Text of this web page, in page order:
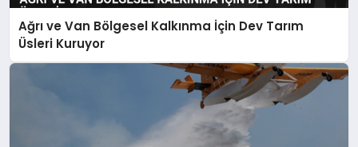
Ağrı ve Van Bölgesel Kalkınma İçin Dev Tarım
Üsleri Kuruyor